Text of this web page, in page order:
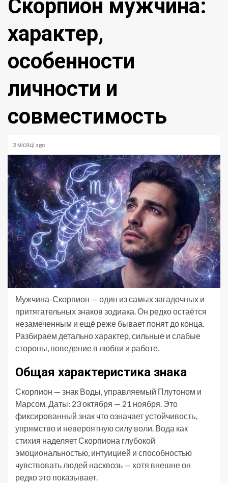
Скорпион мужчина:
характер,
особенности
личности и
совместимость
3 місяці ago
Мужчина-Скорпион — один из самых загадочных и
притягательных знаков зодиака. Он редко остаётся
незамеченным и ещё реже бывает понят до конца.
Разбираем детально характер, сильные и слабые
стороны, поведение в любви и работе.
Общая характеристика знака
Скорпион — знак Воды, управляемый Плутоном и
Марсом. Даты: 23 октября — 21 ноября. Это
фиксированный знак что означает устойчивость,
упрямство и невероятную силу воли. Вода как
стихия наделяет Скорпиона глубокой
эмоциональностью, интуицией и способностью
чувствовать людей насквозь — хотя внешне он
редко это показывает.